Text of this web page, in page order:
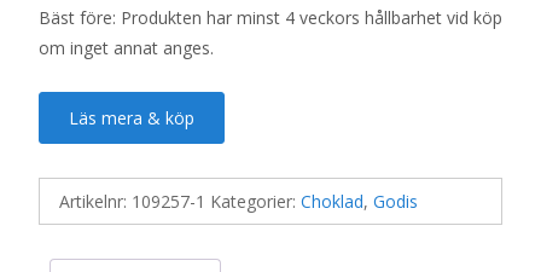
Bäst före: Produkten har minst 4 veckors hållbarhet vid köp
om inget annat anges.
Läs mera & köp
Artikelnr: 109257-1 Kategorier: Choklad, Godis